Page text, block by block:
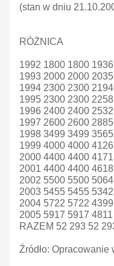
(stan w dniu
RÓŻNICA
1992 1800 1800 1936
1993 2000 2000 2035
1994 2300 2300 2194
1995 2300 2300 2258
1996 2400 2400 2532
1997 2600 2600 2885
1998 3499 3499 3565
1999 4000 4000 4126
2000 4400 4400 4171
2001 4400 4400 4618
2002 5500 5500 5064
2003 5455 5455 5342
2004 5722 5722 4399
2005 5917 5917 4811
RAZEM 52 293 52
Źródło: Opracowanie